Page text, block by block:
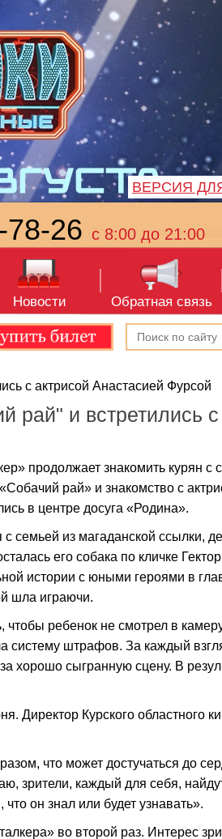
ВЕРСИЯ
78-26 с 8:00 до 21:00
Новости Обратная связь
с актрисой Анастасией Фурсой
рай" и встретились
продолжает знакомить курян с
рай» и знакомство с
в центре досуга «Родина».
семьей из магаданской ссылки,
его собака по кличке
истории с юными героями в
шла играючи.
ребенок не смотрел в
систему штрафов. За каждый
хорошо сыгранную сцену. В
Директор Курского областного
что может достучаться до
зрители, каждый для себя,
он знал или будет узнавать».
во второй раз. Интерес